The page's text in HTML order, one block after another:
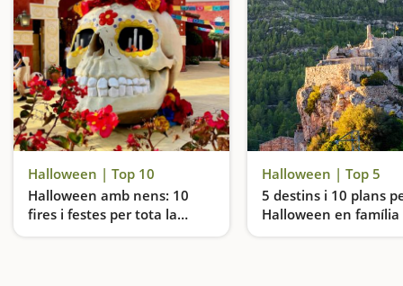
Halloween | Top 10
Halloween amb nens: 10
fires i festes per tota la
família
Activitats de Halloween arreu de Catalunya
Halloween | Top 5
5 destins i 10 plans
Halloween en família